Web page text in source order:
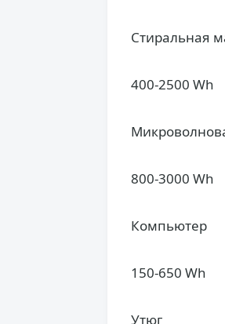
Стиральная
400-2500 Wh
800-3000 Wh
Компьютер
150-650 Wh
Утюг